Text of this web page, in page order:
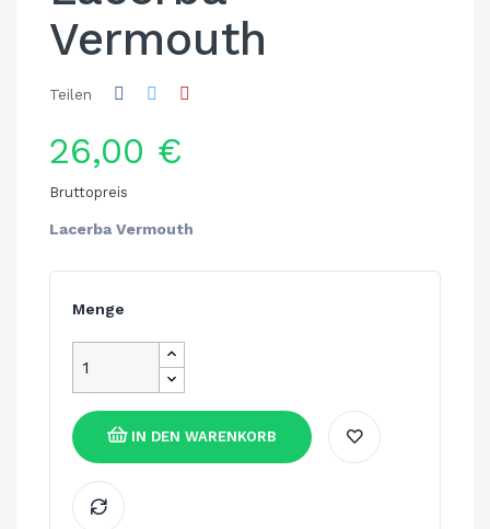
Vermouth
Teilen
26,00 €
Bruttopreis
Lacerba Vermouth
Menge
IN DEN WARENKORB